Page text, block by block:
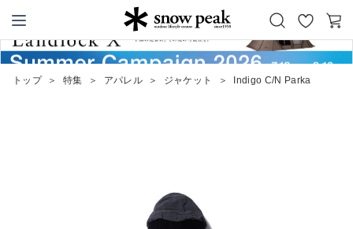
Snow Peak
お
気
カ
ー
トップ ＞ 特集 ＞ アパレル ＞ ジャケット ＞ Indigo C/N Parka